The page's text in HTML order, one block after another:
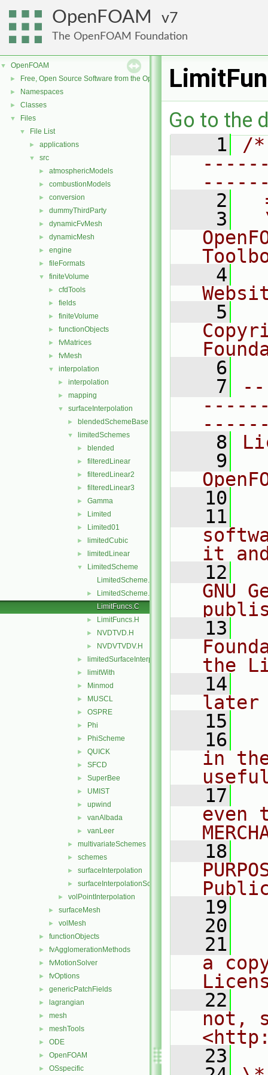
OpenFOAM 7
The OpenFOAM Foundation
▼ OpenFOAM
► Free, Open Source Software from the OpenFOAM Foundation
► Namespaces
► Classes
▼ Files
▼ File List
► applications
▼ src
► atmosphericModels
► combustionModels
► conversion
► dummyThirdParty
► dynamicFvMesh
► dynamicMesh
► engine
► fileFormats
▼ finiteVolume
► cfdTools
► fields
► finiteVolume
► functionObjects
► fvMatrices
► fvMesh
▼ interpolation
► interpolation
► mapping
▼ surfaceInterpolation
► blendedSchemeBase
▼ limitedSchemes
► blended
► filteredLinear
► filteredLinear2
► filteredLinear3
► Gamma
► Limited
► Limited01
► limitedCubic
► limitedLinear
▼
LimitedScheme
LimitedScheme.C
►
LimitedScheme.H
LimitFuncs.C
► LimitFuncs.H
► NVDTVD.H
► NVDVTVDV.H
► limitedSurfaceInterpolationScheme
► limitWith
► Minmod
► MUSCL
► OSPRE
► Phi
► PhiScheme
► QUICK
► SFCD
► SuperBee
► UMIST
► upwind
► vanAlbada
► vanLeer
► multivariateSchemes
► schemes
► surfaceInterpolation
► surfaceInterpolationScheme
► volPointInterpolation
► surfaceMesh
► volMesh
► functionObjects
► fvAgglomerationMethods
► fvMotionSolver
► fvOptions
► genericPatchFields
► lagrangian
► mesh
► meshTools
► ODE
► OpenFOAM
► OSspecific
Go to the
    1
/
    2
    3
    4
    5
    6
    7
    8
    9
   10
   11
it
   12
GNU
   13
the
   14
later
   15
   16
in
   17
even
   18
   19
   20
   21
a
   22
not,
   23